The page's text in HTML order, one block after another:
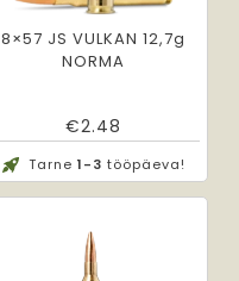
8×57 JS VULKAN 12,7g
NORMA
€2.48
Tarne 1-3 tööpäeva!